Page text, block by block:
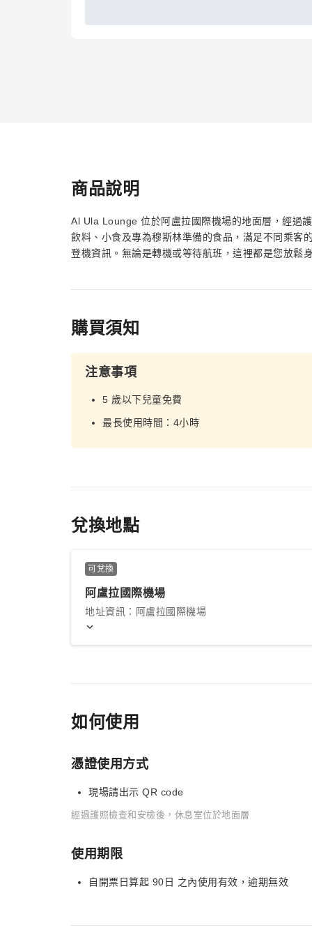
商品說明
Al Ula Lounge 位於阿盧拉國際機場的地面層，經過
飲料、小食及專為穆斯林準備的食品，滿足不同乘客
登機資訊。無論是轉機或等待航班，這裡都是您放鬆
購買須知
注意事項
5 歲以下兒童免費
最長使用時間：4小時
兌換地點
可兌換
阿盧拉國際機場
地址資訊：阿盧拉國際機場
如何使用
憑證使用方式
現場請出示 QR code
經過護照檢查和安檢後，休息室位於地面層
使用期限
自開票日算起 90日 之內使用有效，逾期無效